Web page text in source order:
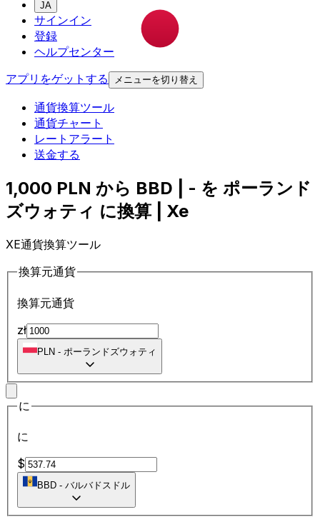
JA
サインイン
登録
ヘルプセンター
アプリをゲットする
メニューを切り替え
通貨換算ツール
通貨チャート
レートアラート
送金する
1,000 PLN から BBD | - を ポーランド
ズウォティ に換算 | Xe
XE通貨換算ツール
換算元通貨
換算元通貨
zł
PLN - ポーランドズウォティ
に
に
$
BBD - バルバドスドル